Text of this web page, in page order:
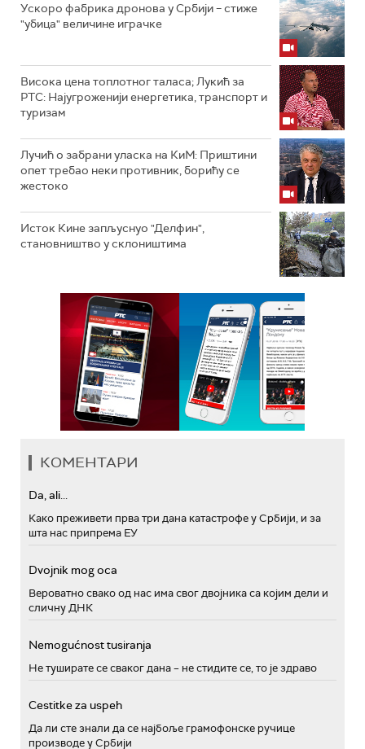
Ускоро фабрика дронова у Србији – стиже
"убица" величине играчке
Висока цена топлотног таласа; Лукић за
РТС: Најугроженији енергетика, транспорт и
туризам
Лучић о забрани уласка на КиМ: Приштини
опет требао неки противник, борићу се
жестоко
Исток Кине запљуснуо "Делфин",
становништво у склоништима
КОМЕНТАРИ
Da, ali...
Како преживети прва три дана катастрофе у Србији, и за
шта нас припрема ЕУ
Dvojnik mog oca
Вероватно свако од нас има свог двојника са којим дели и
сличну ДНК
Nemogućnost tusiranja
Не туширате се сваког дана – не стидите се, то је здраво
Cestitke za uspeh
Да ли сте знали да се најбоље грамофонске ручице
производе у Србији